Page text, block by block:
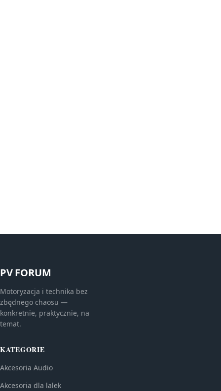
PV FORUM
Motoryzacja i technika bez
zbędnego chaosu —
konkretnie, praktycznie, na
temat.
KATEGORIE
Akcesoria Audio
Akcesoria dla lalek